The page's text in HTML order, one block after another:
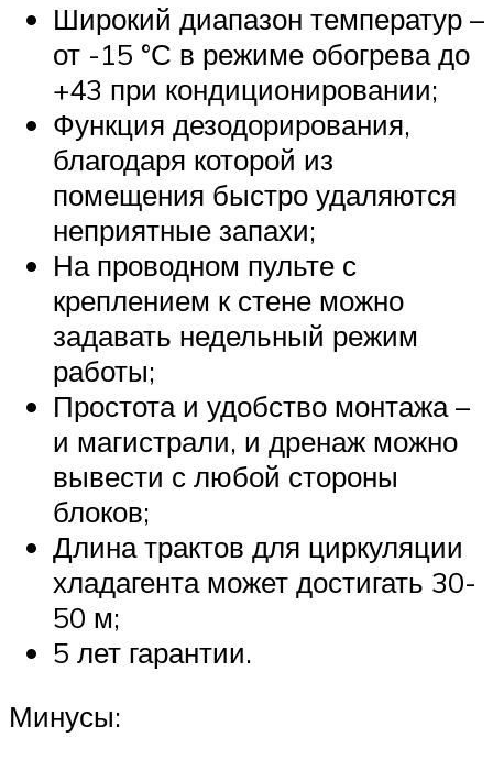
Широкий диапазон температур –
от -15 °С в режиме обогрева до
+43 при кондиционировании;
Функция дезодорирования,
благодаря которой из
помещения быстро удаляются
неприятные запахи;
На проводном пульте с
креплением к стене можно
задавать недельный режим
работы;
Простота и удобство монтажа –
и магистрали, и дренаж можно
вывести с любой стороны
блоков;
Длина трактов для циркуляции
хладагента может достигать 30-
50 м;
5 лет гарантии.
Минусы: